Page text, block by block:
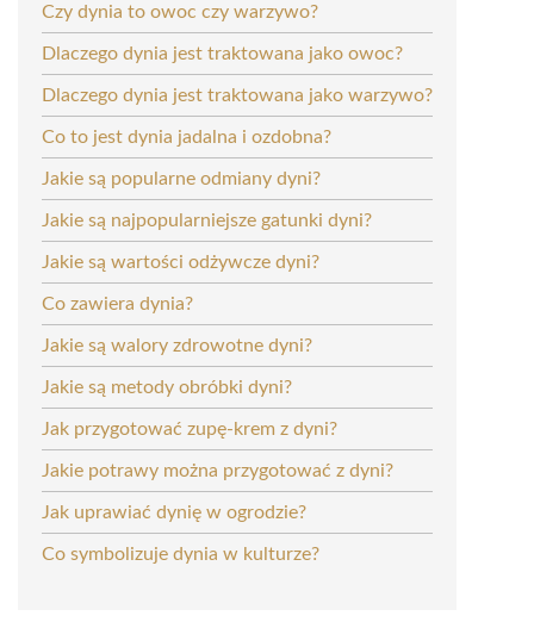
Czy dynia to owoc czy warzywo?
Dlaczego dynia jest traktowana jako owoc?
Dlaczego dynia jest traktowana jako warzywo?
Co to jest dynia jadalna i ozdobna?
Jakie są popularne odmiany dyni?
Jakie są najpopularniejsze gatunki dyni?
Jakie są wartości odżywcze dyni?
Co zawiera dynia?
Jakie są walory zdrowotne dyni?
Jakie są metody obróbki dyni?
Jak przygotować zupę-krem z dyni?
Jakie potrawy można przygotować z dyni?
Jak uprawiać dynię w ogrodzie?
Co symbolizuje dynia w kulturze?